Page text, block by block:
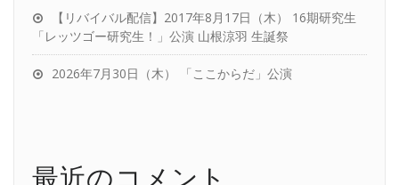
【リバイバル配信】2017年8月17日（木） 16期研究生
「レッツゴー研究生！」公演 山根涼羽 生誕祭
2026年7月30日（木） 「ここからだ」公演
最近のコメント